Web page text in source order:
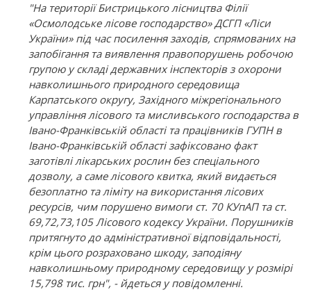
"На території Бистрицького лісництва Філії
«Осмолодське лісове господарство» ДСГП «Ліси
України» під час посилення заходів, спрямованих на
запобігання та виявлення правопорушень робочою
групою у складі державних інспекторів з охорони
навколишнього природного середовища
Карпатського округу, Західного міжрегіонального
управління лісового та мисливського господарства в
Івано-Франківській області та працівників ГУПН в
Івано-Франківській області зафіксовано факт
заготівлі лікарських рослин без спеціального
дозволу, а саме лісового квитка, який видається
безоплатно та ліміту на використання лісових
ресурсів, чим порушено вимоги ст. 70 КУпАП та ст.
69,72,73,105 Лісового кодексу України. Порушників
притягнуто до адміністративної відповідальності,
крім цього розраховано шкоду, заподіяну
навколишньому природному середовищу у розмірі
15,798 тис. грн", - йдеться у повідомленні.